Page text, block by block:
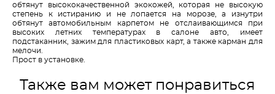
обтянут высококачественной экокожей, которая не высокую
степень к истиранию и не лопается на морозе, а изнутри
обтянут автомобильным карпетом не отслаивающимся при
высоких летних температурах в салоне авто, имеет
подстаканник, зажим для пластиковых карт, а также карман для
мелочи.
Прост в установке.
Также вам может понравиться